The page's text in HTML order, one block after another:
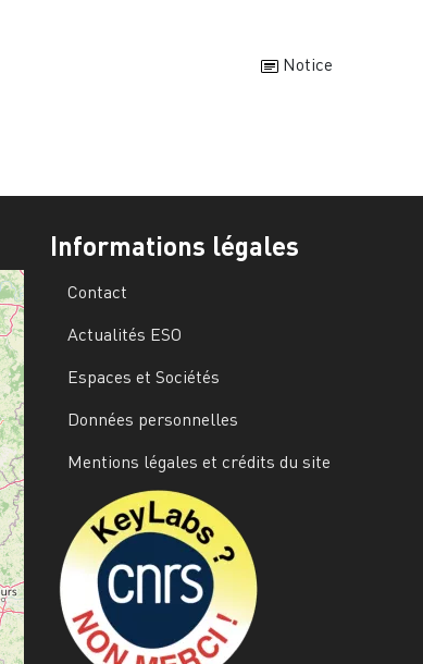
Notice
Informations légales
Contact
Actualités ESO
Espaces et Sociétés
Données personnelles
Mentions légales et crédits du site